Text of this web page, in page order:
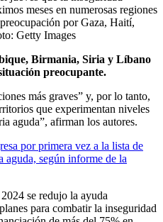
meses en numerosas regiones
por Gaza, Haití,
Getty Images
Birmania, Siria y Líbano
preocupante.
más graves” y, por lo tanto,
que experimentan niveles
aguda”, afirman los autores.
por primera vez a la lista de
aguda, según informe de la
se redujo la ayuda
para combatir la inseguridad